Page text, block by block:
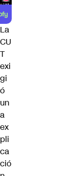
La
CU
T
exi
gi
ó
un
a
ex
pli
ca
ció